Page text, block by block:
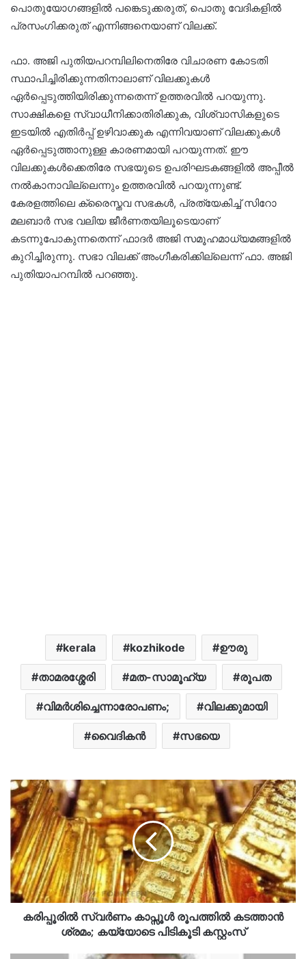
പൊതുയോഗങ്ങളില്‍ പങ്കെടുക്കരുത്, പൊതു വേദികളില്‍
പ്രസംഗിക്കരുത് എന്നിങ്ങനെയാണ് വിലക്ക്.
ഫാ. അജി പുതിയപറമ്പിലിനെതിരേ വിചാരണ കോടതി
സ്ഥാപിച്ചിരിക്കുന്നതിനാലാണ് വിലക്കുകള്‍
ഏര്‍പ്പെടുത്തിയിരിക്കുന്നതെന്ന് ഉത്തരവില്‍ പറയുന്നു.
സാക്ഷികളെ സ്വാധീനിക്കാതിരിക്കുക, വിശ്വാസികളുടെ
ഇടയില്‍ എതിര്‍പ്പ് ഉഴിവാക്കുക എന്നിവയാണ് വിലക്കുകള്‍
ഏര്‍പ്പെടുത്താനുള്ള കാരണമായി പറയുന്നത്. ഈ
വിലക്കുകള്‍ക്കെതിരേ സഭയുടെ ഉപരിഘടകങ്ങളില്‍ അപ്പീല്‍
നല്‍കാനാവില്ലെന്നും ഉത്തരവില്‍ പറയുന്നുണ്ട്.
കേരളത്തിലെ ക്രൈസ്തവ സഭകള്‍, പ്രത്യേകിച്ച് സിറോ
മലബാര്‍ സഭ വലിയ ജീര്‍ണതയിലൂടെയാണ്
കടന്നുപോകുന്നതെന്ന് ഫാദര്‍ അജി സമൂഹമാധ്യമങ്ങളില്‍
കുറിച്ചിരുന്നു. സഭാ വിലക്ക് അംഗീകരിക്കില്ലെന്ന് ഫാ. അജി
പുതിയാപറമ്പില്‍ പറഞ്ഞു.
kerala kozhikode ഊരു
താമരശ്ശേരി മത-സാമൂഹ്യ രൂപത
വിമര്‍ശിച്ചെന്നാരോപണം; വിലക്കുമായി
വൈദികൻ സഭയെ
കരിപ്പൂരിൽ സ്വർണം കാപ്സൂൾ രൂപത്തിൽ കടത്താൻ
ശ്രമം; കയ്യോടെ പിടികൂടി കസ്റ്റംസ്